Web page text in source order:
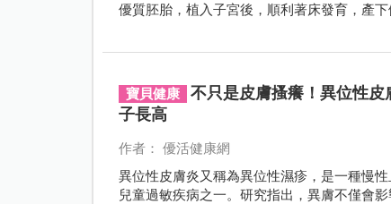
優質胚胎，植入子宮後，順利著床發育，產下
寶貝健康
不只是皮膚搔癢！異位性
子長高
作者： 優活健康網
異位性皮膚炎又稱為異位性濕疹，是一種慢
兒童過敏疾病之一。研究指出，異膚不僅會